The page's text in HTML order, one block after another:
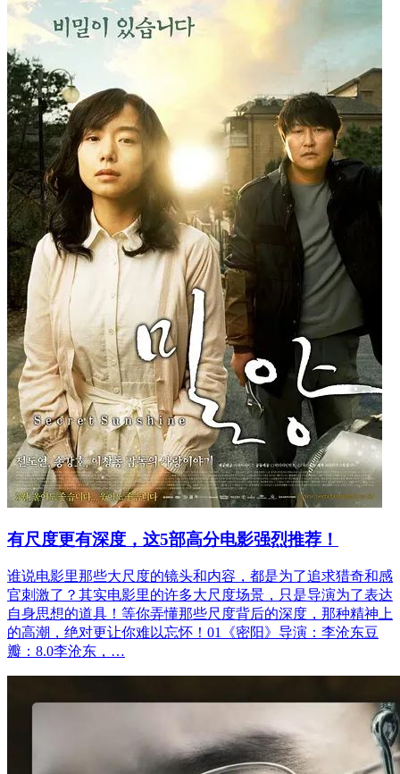
有尺度更有深度，这5部高分电影强烈推荐！
谁说电影里那些大尺度的镜头和内容，都是为了追求猎奇和感
官刺激了？其实电影里的许多大尺度场景，只是导演为了表达
自身思想的道具！等你弄懂那些尺度背后的深度，那种精神上
的高潮，绝对更让你难以忘怀！01《密阳》导演：李沧东豆
瓣：8.0‍‍‍李沧东，…